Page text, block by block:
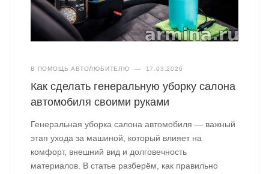
В ПОМОЩЬ АВТОЛЮБИТЕЛЮ — 17.03.2026
Как сделать генеральную уборку салона
автомобиля своими руками
Генеральная уборка салона автомобиля — важный
этап ухода за машиной, который влияет на
комфорт, внешний вид и долговечность
материалов. В статье разберём, как правильно